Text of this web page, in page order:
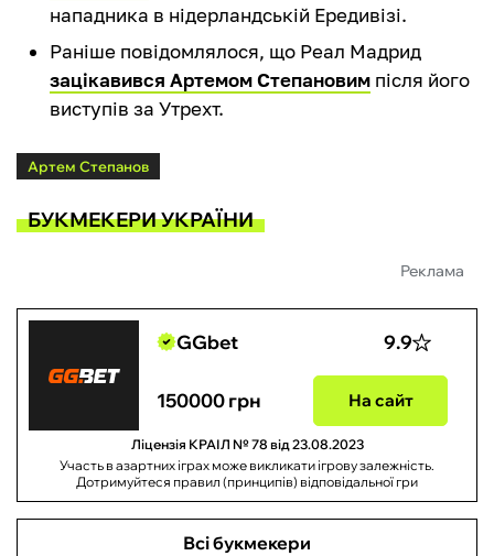
нападника в нідерландській Ередивізі.
Раніше повідомлялося, що Реал Мадрид
зацікавився Артемом Степановим після його
виступів за Утрехт.
Артем Степанов
БУКМЕКЕРИ УКРАЇНИ
Реклама
GGbet 9.9
150000 грн На сайт
Ліцензія КРАІЛ № 78 від 23.08.2023
Участь в азартних іграх може викликати ігрову залежність.
Дотримуйтеся правил (принципів) відповідальної гри
Всі букмекери